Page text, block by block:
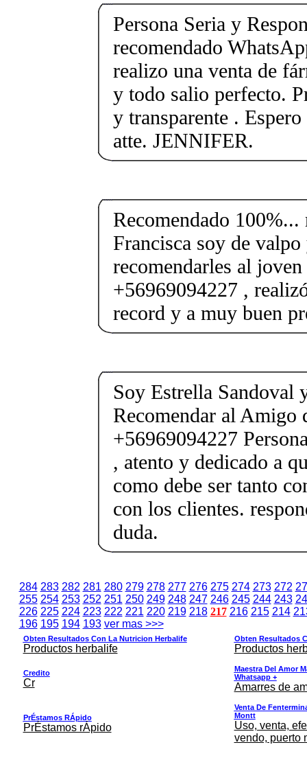
Persona Seria y
recomendado
realizo una venta de
y todo salio perfecto.
y transparente .
atte. JENNIFER.
Recomendado 100%...
Francisca soy de
recomendarles al
+56969094227 ,
record y a muy buen
Soy Estrella Sandoval
Recomendar al Amigo
+56969094227
, atento y dedicado a
como debe ser tanto
con los clientes.
duda.
284 283 282 281 280 279 278 277 276 275 274 273 272
255 254 253 252 251 250 249 248 247 246 245 244 243
226 225 224 223 222 221 220 219 218 217 216 215 214
196 195 194 193 ver mas >>>
Obten Resultados Con La Nutricion Herbalife
Productos herbalife
Obten Resultados
Productos
Credito
Cr
Maestra Del Amor
Whatsapp +
Amarres de
PrÉstamos RÁpido
PrÉstamos rÁpido
Venta De
Montt
Uso, venta,
vendo, puerto